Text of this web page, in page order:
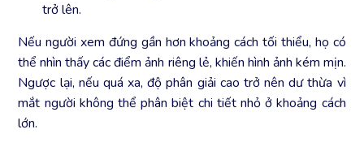
trở lên.
Nếu người xem đứng gần hơn khoảng cách tối thiểu, họ có
thể nhìn thấy các điểm ảnh riêng lẻ, khiến hình ảnh kém mịn.
Ngược lại, nếu quá xa, độ phân giải cao trở nên dư thừa vì
mắt người không thể phân biệt chi tiết nhỏ ở khoảng cách
lớn.